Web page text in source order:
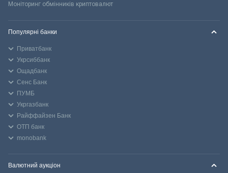
Моніторинг обмінників криптовалют
Популярні банки
Приватбанк
Укрсиббанк
Ощадбанк
Сенс Банк
ПУМБ
Укргазбанк
Райффайзен Банк
ОТП банк
monobank
Валютний аукціон